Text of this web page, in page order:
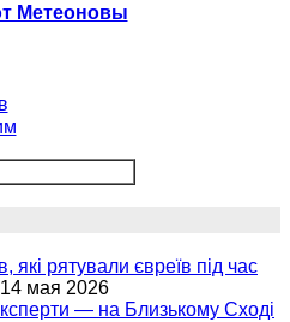
Метеоновы
які рятували євреїв під час
14 мая 2026
— на Близькому Сході